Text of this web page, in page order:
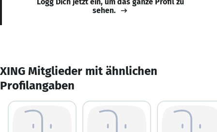
sehen.
XING Mitglieder mit ähnlichen
Profilangaben